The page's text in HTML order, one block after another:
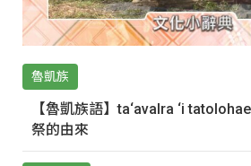
魯凱族
【魯凱族語】ta‘avalra ‘i
祭的由來